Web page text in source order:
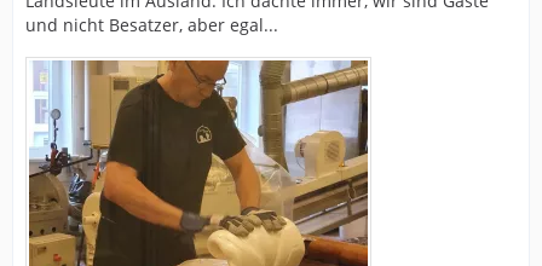
und nicht Besatzer, aber egal...